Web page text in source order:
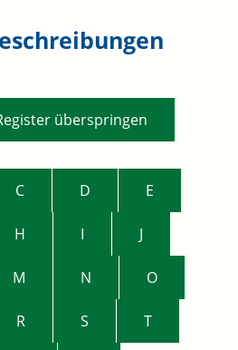
überspringen
C D E
H I J
M N O
R S T